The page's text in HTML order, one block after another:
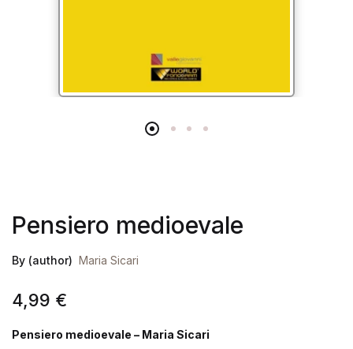
Pensiero medioevale
By (author) Maria Sicari
4,99 €
Pensiero medioevale – Maria Sicari